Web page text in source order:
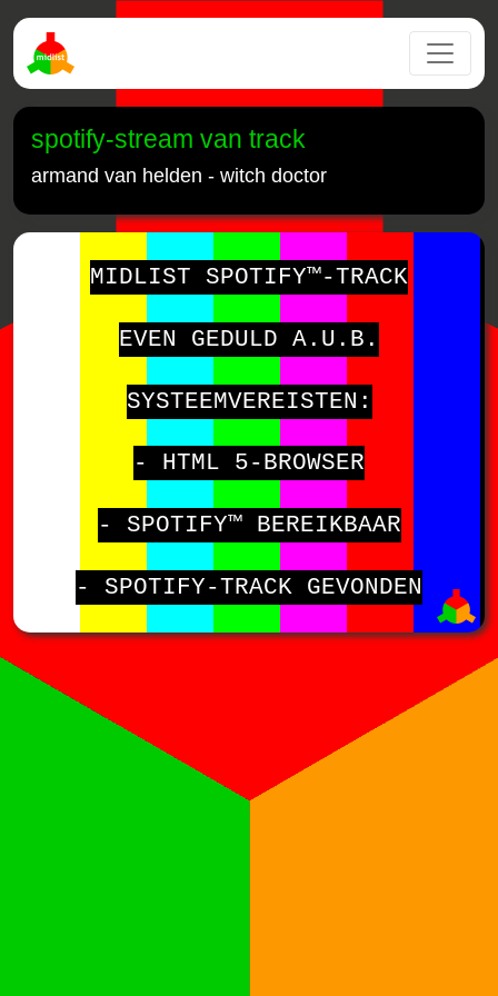
spotify-stream van track
armand van helden - witch doctor
MIDLIST SPOTIFY™-TRACK
EVEN GEDULD A.U.B.
SYSTEEMVEREISTEN:
- HTML 5-BROWSER
- SPOTIFY™ BEREIKBAAR
- SPOTIFY-TRACK GEVONDEN